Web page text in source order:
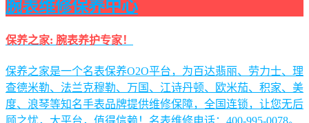
腕表维修保养中心
保养之家: 腕表养护专家！
保养之家是一个名表保养O2O平台，为百达翡丽、劳力士、理
查德米勒、法兰克穆勒、万国、江诗丹顿、欧米茄、积家、美
度、浪琴等知名手表品牌提供维修保障，全国连锁，让您无后